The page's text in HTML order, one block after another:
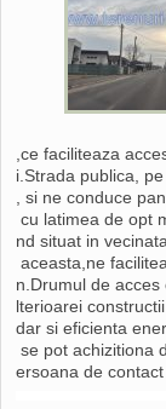
,ce faciliteaza
i.Strada publica,
, si ne conduce
cu latimea de opt
nd situat in
aceasta,ne
n.Drumul de
lterioarei
dar si eficienta
se pot achizitiona
ersoana de